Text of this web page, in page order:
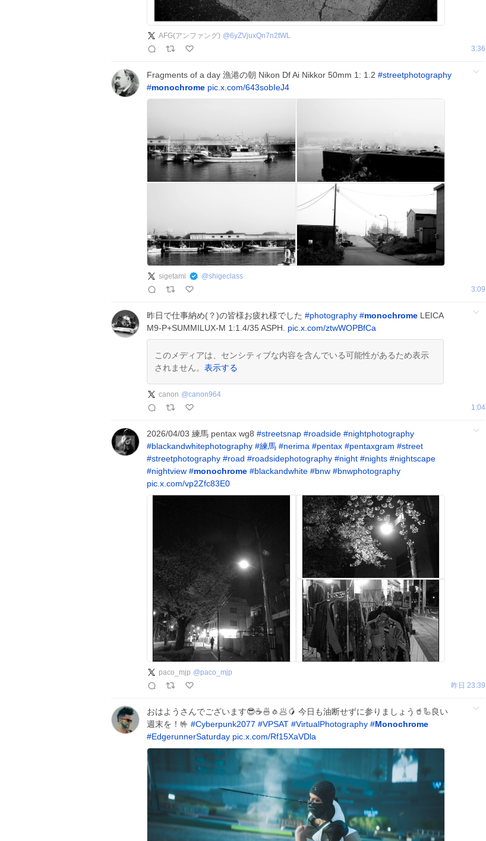
AFG(アンファング) @6yZVjuxQn7n2tWL
3:36
Fragments of a day 漁港の朝 Nikon Df Ai Nikkor 50mm 1: 1.2 #streetphotography
#monochrome pic.x.com/643sobIeJ4
sigetami @shigeclass
3:09
昨日で仕事納め(？)の皆様お疲れ様でした #photography #monochrome LEICA
M9-P+SUMMILUX-M 1:1.4/35 ASPH. pic.x.com/ztwWOPBfCa
このメディアは、センシティブな内容を含んでいる可能性があるため表示
されません。 表示する
canon @canon964
1:04
2026/04/03 練馬 pentax wg8 #streetsnap #roadside #nightphotography
#blackandwhitephotography #練馬 #nerima #pentax #pentaxgram #street
#streetphotography #road #roadsidephotography #night #nights #nightscape
#nightview #monochrome #blackandwhite #bnw #bnwphotography
pic.x.com/vp2Zfc83E0
paco_mjp @paco_mjp
昨日 23:39
おはようさんでございます😎☕️🍜🧄🥟🥭 今日も油断せずに参りましょう🥤🦾良い
週末を！🤟 #Cyberpunk2077 #VPSAT #VirtualPhotography #Monochrome
#EdgerunnerSaturday pic.x.com/Rf15XaVDla